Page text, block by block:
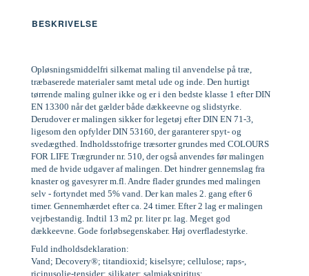
BESKRIVELSE
Opløsningsmiddelfri silkemat maling til anvendelse på træ,
træbaserede materialer samt metal ude og inde. Den hurtigt
tørrende maling gulner ikke og er i den bedste klasse 1 efter DIN
EN 13300 når det gælder både dækkeevne og slidstyrke.
Derudover er malingen sikker for legetøj efter DIN EN 71-3,
ligesom den opfylder DIN 53160, der garanterer spyt- og
svedægthed. Indholdsstofrige træsorter grundes med COLOURS
FOR LIFE Trægrunder nr. 510, der også anvendes før malingen
med de hvide udgaver af malingen. Det hindrer gennemslag fra
knaster og gavesyrer m.fl. Andre flader grundes med malingen
selv - fortyndet med 5% vand. Der kan males 2. gang efter 6
timer. Gennemhærdet efter ca. 24 timer. Efter 2 lag er malingen
vejrbestandig. Indtil 13 m2 pr. liter pr. lag. Meget god
dækkeevne. Gode forløbsegenskaber. Høj overfladestyrke.
Fuld indholdsdeklaration:
Vand; Decovery®; titandioxid; kiselsyre; cellulose; raps-,
ricinusolie-tensider; silikater; salmiakspiritus;